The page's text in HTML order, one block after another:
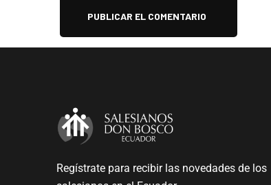
Regístrate para recibir las novedades de los